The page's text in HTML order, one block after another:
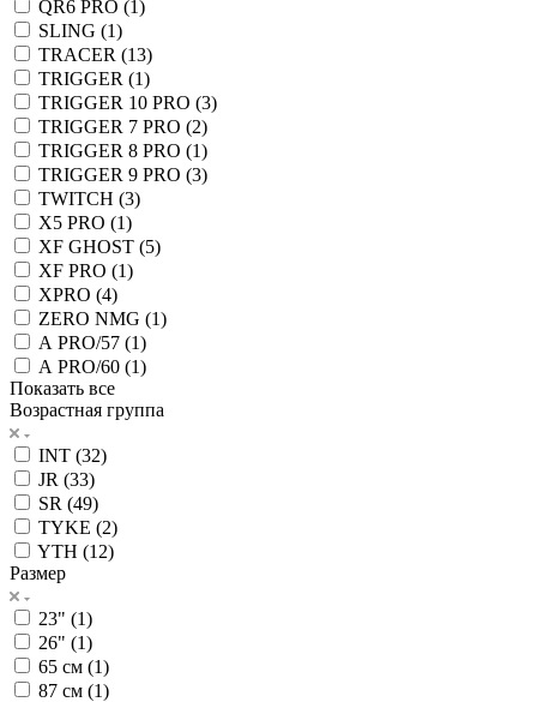
QR6 PRO (1)
SLING (1)
TRACER (13)
TRIGGER (1)
TRIGGER 10 PRO (3)
TRIGGER 7 PRO (2)
TRIGGER 8 PRO (1)
TRIGGER 9 PRO (3)
TWITCH (3)
X5 PRO (1)
XF GHOST (5)
XF PRO (1)
XPRO (4)
ZERO NMG (1)
А PRO/57 (1)
А PRO/60 (1)
Показать все
Возрастная группа
INT (32)
JR (33)
SR (49)
TYKE (2)
YTH (12)
Размер
23" (1)
26" (1)
65 см (1)
87 см (1)